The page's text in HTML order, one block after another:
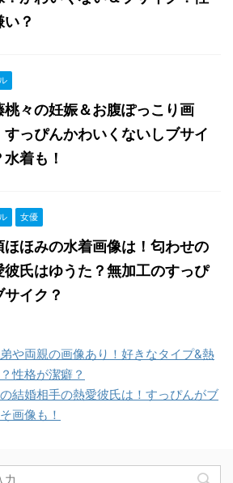
？
桃々の妊娠＆お腹ぽっこり画
すっぴんかわいくないしブサイ
水着も！
女優
ほほみの水着画像は！匂わせの
彼氏はゆうた？無加工のすっぴ
サイク？
や両親の画像あり！好きなタイプ&熱
性格が潔癖？
結婚相手の熱愛彼氏は！すっぴんがブ
画像も！